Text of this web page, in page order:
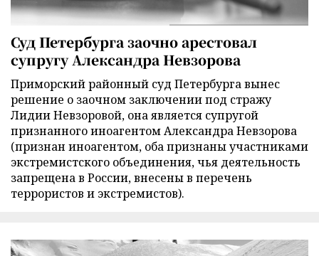
Суд Петербурга заочно арестовал
супругу Александра Невзорова
Приморский районный суд Петербурга вынес
решение о заочном заключении под стражу
Лидии Невзоровой, она является супругой
признанного иноагентом Александра Невзорова
(признан иноагентом, оба признаны участниками
экстремистского объединения, чья деятельность
запрещена в России, внесены в перечень
террористов и экстремистов).